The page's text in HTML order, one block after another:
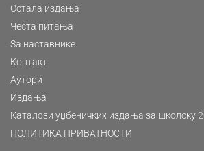
Остала издања
Честа питања
За наставнике
Контакт
Аутори
Издања
Каталози уџбеничких издања за школску
ПОЛИТИКА ПРИВАТНОСТИ